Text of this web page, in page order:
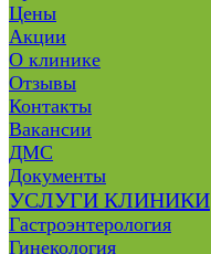
Цены
Акции
О клинике
Отзывы
Контакты
Вакансии
ДМС
Документы
УСЛУГИ КЛИНИКИ
Гастроэнтерология
Гинекология